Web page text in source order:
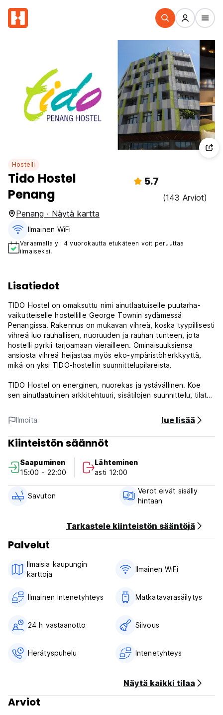
Hostelli
Tido Hostel
Penang
5.7
(143 Arviot)
Penang · Näytä kartta
Ilmainen WiFi
Varaamalla yli 4 vuorokautta etukäteen voit peruuttaa
ilmaiseksi.
Lisatiedot
TIDO Hostel on omaksuttu nimi ainutlaatuiselle puutarha-
vaikutteiselle hostellille George Townin sydämessä
Penangissa. Rakennus on mukavan vihreä, koska tyypillisesti
vihreä luo rauhallisen, nuoruuden ja rauhan tunteen, jota
hostelli pyrkii tarjoamaan vierailleen. Ominaisuuksiensa
ansiosta vihreä heijastaa myös eko-ympäristöherkkyyttä,
mikä on yksi TIDO-hostellin suunnittelupilareista.
TIDO Hostel on energinen, nuorekas ja ystävällinen. Koe
sen ainutlaatuinen arkkitehtuuri, sisätilojen suunnittelu, tilat ja
tulet arvostamaan sitä.
Vuodepaikkoja yhteensä: 88
Hissi
Aula/vastaanotto
Ilmainen WIFI
Ilmastoidut huoneet
kanssa tai television katseluun
Turva-avainkorttijärjestelmä
Kirjoja ja lehtiä
huoneen hintaan.
Maksetaan majoituspaikassa sisäänkirjautumisen yhteydessä.
Ilmoita lue lisää
Kiinteistön säännöt
Saapuminen
15:00 - 22:00
Lähteminen
asti 12:00
Savuton
Verot eivät sisälly
hintaan
Tarkastele kiinteistön sääntöjä
Palvelut
Ilmaisia ​​kaupungin
karttoja
Ilmainen WiFi
Ilmainen intenetyhteys Matkatavarasäilytys
24 h vastaanotto Siivous
Herätyspuhelu Intenetyhteys
Näytä kaikki tilaa
Arviot